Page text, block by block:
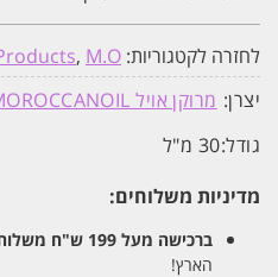
לחזרה לקטגוריות: , M.O
יצרן: מרוקן אויל MOROCCANOIL
גודל:30 מ"ל
מדיניות משלוחים:
ברכישה מעל 199 ש"ח
הארץ!